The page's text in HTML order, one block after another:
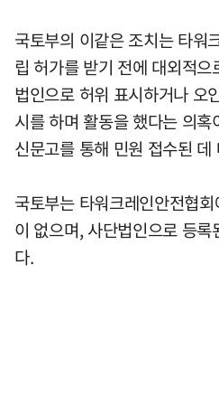
국토부의 이같은 조치는 타워
립 허가를 받기 전에 대외적
법인으로 허위 표시하거나 오
시를 하며 활동을 했다는 의
신문고를 통해 민원 접수된 데
국토부는 타워크레인안전협
이 없으며, 사단법인으로 등
다.